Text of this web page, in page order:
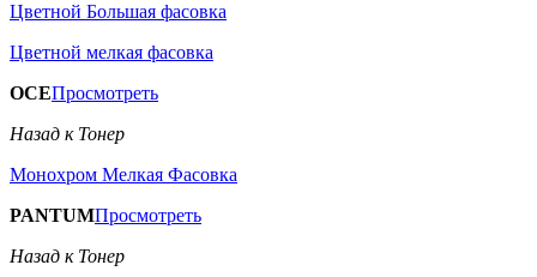
Цветной Большая фасовка
Цветной мелкая фасовка
OCEПросмотреть
Назад к Тонер
Монохром Мелкая Фасовка
PANTUMПросмотреть
Назад к Тонер